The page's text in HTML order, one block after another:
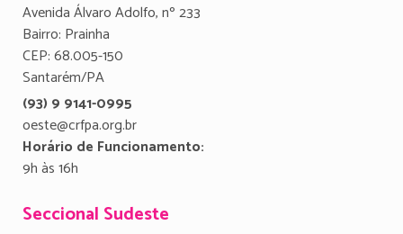
Avenida Álvaro Adolfo, nº 233
Bairro: Prainha
CEP: 68.005-150
Santarém/PA
(93) 9 9141-0995
oeste@crfpa.org.br
Horário de Funcionamento:
9h às 16h
Seccional Sudeste